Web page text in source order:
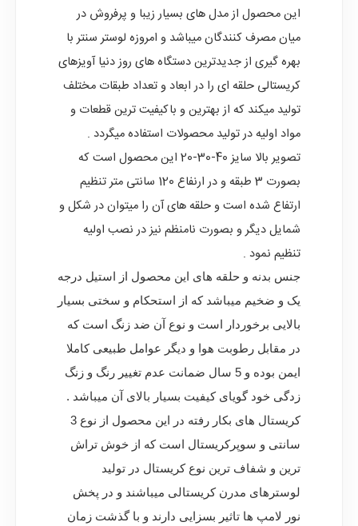
این محصول از مدل های بسیار زیبا و پرفروش در
میان مصرف کنندگان میباشد و امروزه لوستر سنتر با
بهره گیری از جدیدترین دستگاه های روز دنیاآویزهای
کریستالی حلقه ای را در ابعاد و تعداد طبقات مختلف
تولید میکند که از بهترین و باکیفیت ترین قطعات و
مواد اولیه در تولید محصولات استفاده میگردد .
تصویر بالا سایز 40-30-20 این محصول است که
بصورت 3 طبقه و در ارنفاع 120 سانتی متر تنظیم
ارتفاع شده است و حلقه های آن را میتوان در شکل و
شمایل دیگر و بصورت نامنظم نیز در نصب اولیه
تنظیم نمود .
جنس بدنه و حلقه های این محصول از استیل درجه
یک و ضخیم میباشد که از استحکام و سختی بسیار
بالایی برخوردار است و نوع آن ضد زنگ است که
در مقابل رطوبت هوا و دیگر عوامل طبیعی کاملا
ایمن بوده و 5 سال ضمانت عدم تغییر رنگ و زنگ
زدگی خود گویای کیفیت بسیار بالای آن میباشد .
کریستال های بکار رفته در این محصول از نوع 3
سانتی و سوپرکریستال است که از خوش تراش
ترین و شفاف ترین نوع کریستال در تولید
لوسترهای مدرن کریستالی میباشند و در پخش
نور لامپ ها تاثیر بسزایی دارند و با گذشت زمان